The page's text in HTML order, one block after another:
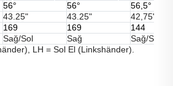
56° 56° 56,5°
43.25" 43.25" 42,75"
169 169 144
Sağ/Sol Sağ Sağ/Sol
LH = Sol El (Linkshänder).